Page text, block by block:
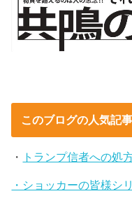
このブログの人気記事
・ トランプ信者への
・ショッカーの皆様シ